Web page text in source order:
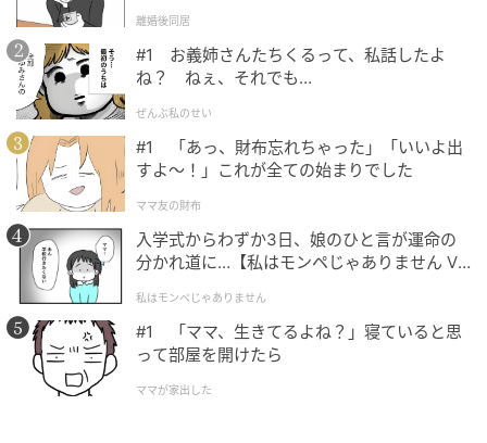
謎のガス人間を演じるのは新人俳優UTA
Netflixシリーズ『ガス人間』2026年7月2日（木）よりNetflixにて世界独占配
離婚後同居
#1 お義姉さんたちくるって、私話したよ
ね？ ねぇ、それでも…
ぜんぶ私のせい
#1 「あっ、財布忘れちゃった」「いいよ出
すよ〜！」これが全ての始まりでした
ママ友の財布
入学式からわずか3日、娘のひと言が運命の
分かれ道に…【私はモンペじゃありません Vo
私はモンペじゃありません
#1 「ママ、生きてるよね？」寝ていると思
って部屋を開けたら
ママが家出した